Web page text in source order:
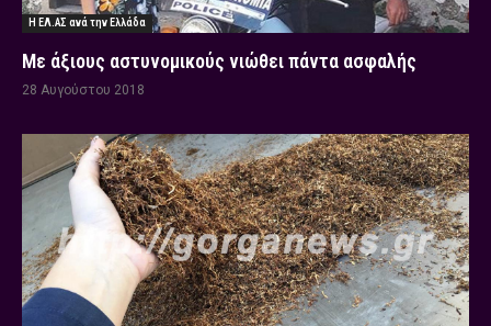
Η ΕΛ.ΑΣ ανά την Ελλάδα
Με άξιους αστυνομικούς νιώθει πάντα ασφαλής
28 Αυγούστου 2018